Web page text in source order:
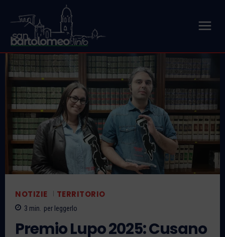
NOTIZIE TERRITORIO
3 min. per leggerlo
Premio Lupo 2025: Cusano